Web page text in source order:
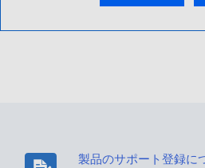
製品のサポート登録に